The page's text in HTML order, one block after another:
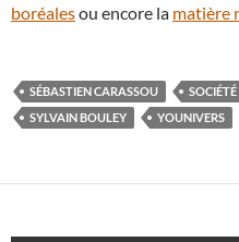
boréalesou encore la matière
SÉBASTIEN CARASSOU
SYLVAIN BOULEY
YOUNIVERS